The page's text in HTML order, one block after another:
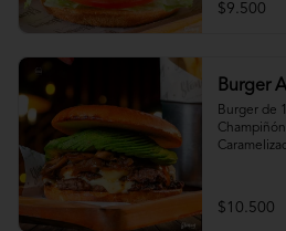
$9.500
Burger
Burger de
$10.500